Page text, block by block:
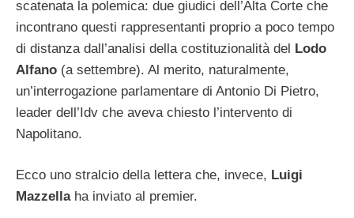
scatenata la polemica: due giudici dell’Alta Corte che
incontrano questi rappresentanti proprio a poco tempo
di distanza dall’analisi della costituzionalità del Lodo
Alfano (a settembre). Al merito, naturalmente,
un’interrogazione parlamentare di Antonio Di Pietro,
leader dell’Idv che aveva chiesto l’intervento di
Napolitano.
Ecco uno stralcio della lettera che, invece, Luigi
Mazzellaha inviato al premier.